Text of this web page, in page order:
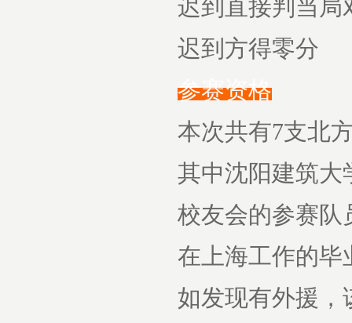
迟到直接判当局
迟到方得零分
参赛资格
本次共有7支北
其中沈阳建筑大
校友会的参赛队
在上海工作的毕
如发现有外援，